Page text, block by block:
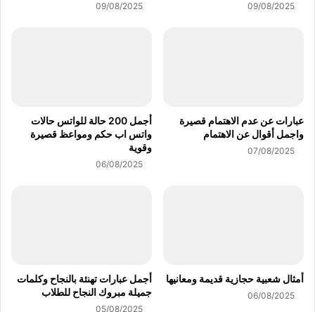
09/08/2025
09/08/2025
عبارات عن عدم الاهتمام قصيرة
واجمل أقوال عن الاهتمام
07/08/2025
أجمل 200 حالة للواتس حالات
واتس اب حكم ومواعظ قصيرة
وقوية
06/08/2025
أمثال شعبية حجازية قديمة ومعانيها
06/08/2025
أجمل عبارات تهنئة بالنجاح وكلمات
جميلة مبروك النجاح للطلاب
05/08/2025